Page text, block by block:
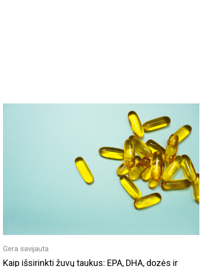
Gera savijauta
Kaip išsirinkti žuvų taukus: EPA, DHA, dozės ir